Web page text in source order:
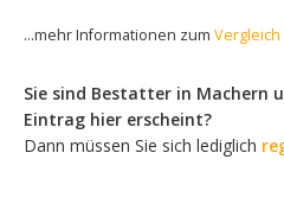
...mehr Informationen zum
Sie sind Bestatter in Machern
Eintrag hier erscheint?
Dann müssen Sie sich lediglich